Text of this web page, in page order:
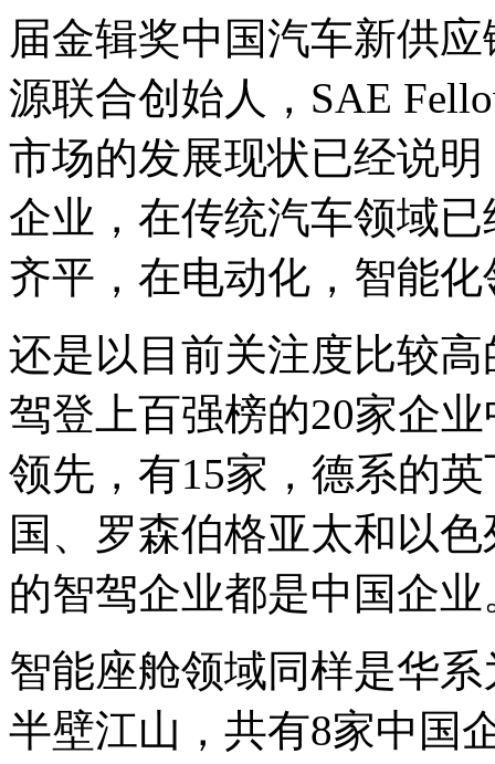
届金辑奖中国汽车新供
源联合创始人，SAE
市场的发展现状已经说
企业，在传统汽车领域
齐平，在电动化，智能
还是以目前关注度比较
驾登上百强榜的20家企
领先，有15家，德系的
国、罗森伯格亚太和以
的智驾企业都是中国企业
智能座舱领域同样是华
半壁江山，共有8家中国